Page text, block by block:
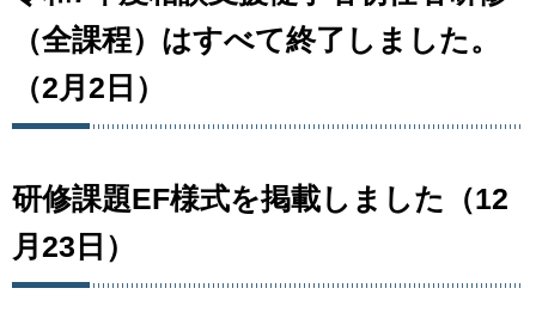
（全課程）はすべて終了しました。
（2月2日）
研修課題EF様式を掲載しました（12
月23日）